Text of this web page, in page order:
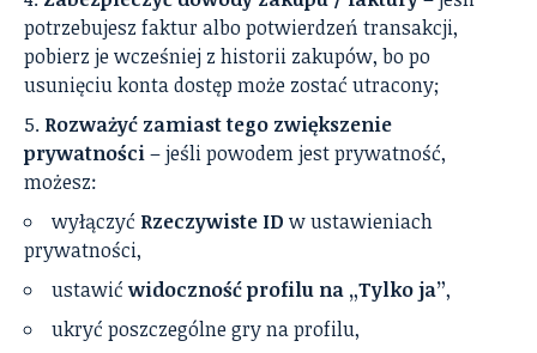
potrzebujesz faktur albo potwierdzeń transakcji,
pobierz je wcześniej z historii zakupów, bo po
usunięciu konta dostęp może zostać utracony;
Rozważyć zamiast tego zwiększenie
prywatności– jeśli powodem jest prywatność,
możesz:
wyłączyć Rzeczywiste ID w ustawieniach
prywatności,
ustawićwidoczność profilu na „Tylko ja”,
ukryć poszczególne gry na profilu,